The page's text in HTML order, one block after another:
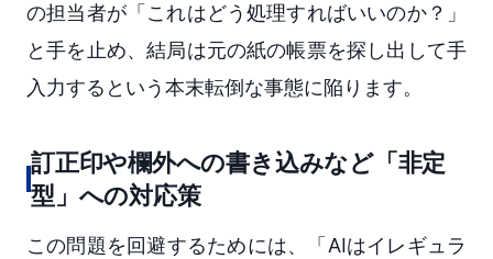
の担当者が「これはどう処理すればいいのか？」
と手を止め、結局は元の紙の帳票を探し出して手
入力するという本末転倒な事態に陥ります。
訂正印や欄外への書き込みなど「非定
型」への対応策
この問題を回避するためには、「AIはイレギュラ